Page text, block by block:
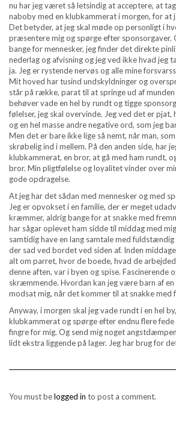
nu har jeg været så letsindig at acceptere, at
naboby med en klubkammerat i morgen, for at
Det betyder, at jeg skal møde op personligt i
præsentere mig og spørge efter sponsorgaver.
bange for mennesker, jeg finder det direkte
nederlag og afvisning og jeg ved ikke hvad jeg
ja. Jeg er rystende nervøs og alle mine
Mit hoved har tusind undskyldninger og
står på række, parat til at springe ud af munden
behøver vade en hel by rundt og tigge
følelser, jeg skal overvinde. Jeg ved det er pjat,
og en hel masse andre negative ord, som jeg
Men det er bare ikke lige så nemt, når man,
skrøbelig ind i mellem. På den anden side, har
klubkammerat, en bror, at gå med ham rundt,
bror. Min pligtfølelse og loyalitet vinder over
gode opdragelse.
At jeg har det sådan med mennesker og med
Jeg er opvokset i en familie, der er meget
kræmmer, aldrig bange for at snakke med
har sågar oplevet ham sidde til middag med
samtidig have en lang samtale med fuldstændig
der sad ved bordet ved siden af. Inden
alt om parret, hvor de boede, hvad de
denne aften, var i byen og spise. Fascinerende
skræmmende. Hvordan kan jeg være barn af
modsat mig, når det kommer til at snakke med
Anyway, i morgen skal jeg vade rundt i en hel
klubkammerat og spørge efter endnu flere
fingre for mig. Og send mig noget
lidt ekstra liggende på lager. Jeg har brug for
You must belogged in to post a comment.